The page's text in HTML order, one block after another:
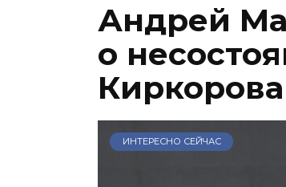
Андрей
о
Киркорова
ИНТЕРЕСНО СЕЙЧАС